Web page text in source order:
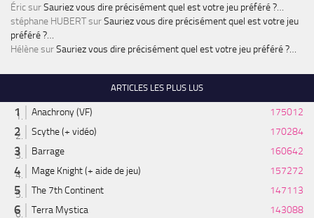
ÉricsurSauriez vous dire précisément quel est votre jeu préféré ?…
stéphane HUBERTsurSauriez vous dire précisément quel est votre jeu
préféré ?…
HélènesurSauriez vous dire précisément quel est votre jeu préféré ?…
ARTICLES LES PLUS LUS
Anachrony (VF)
175012
Scythe (+ vidéo)
170284
Barrage
160642
Mage Knight (+ aide de jeu)
157272
The 7th Continent
147113
Terra Mystica
143088